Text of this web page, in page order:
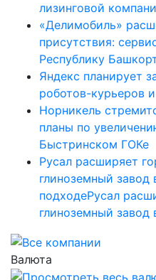
лизинговой
«Делимобиль»
присутствия:
Республику
Яндекс планирует
роботов-курьеров
Норникель
планы по
Быстринском ГОКе
Русал расширяет
глиноземный завод
подходеРусал
глиноземный завод
Валюта